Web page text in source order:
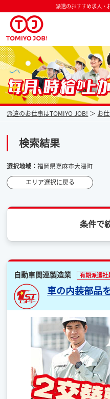
派遣のおすすめ求人・
派遣なら毎月時給が上がるトミヨジョブ
派遣のお仕事はTOMIYO JOB! お
検索結果
選択地域：福岡県嘉麻市大隈町
エリア選択に戻る
条件で
自動車関連製造業 有期派遣社
車の内装部品